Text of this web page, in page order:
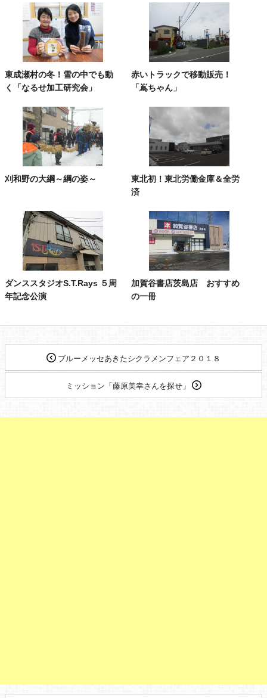
東成瀬村の冬！雪の中でも動
く「なるせ加工研究会」
赤いトラックで移動販売！
「嶌ちゃん」
刈和野の大綱～綱の姿～
東北初！東北労働金庫＆全労
済
ダンススタジオS.T.Rays ５周
年記念公演
加賀谷書店茨島店 おすすめ
の一冊
ブルーメッセあきたシクラメンフェア２０１８
ミッション「藤原美幸さんを探せ」